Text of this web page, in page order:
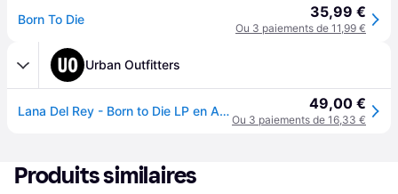
Born To Die 35,99 €
Ou 3 paiements de 11,99 €
Urban Outfitters
Lana Del Rey - Born to Die LP en Assorti(e) taille: TAILLE UNIQUE 49,00 €
Ou 3 paiements de 16,33 €
Produits similaires